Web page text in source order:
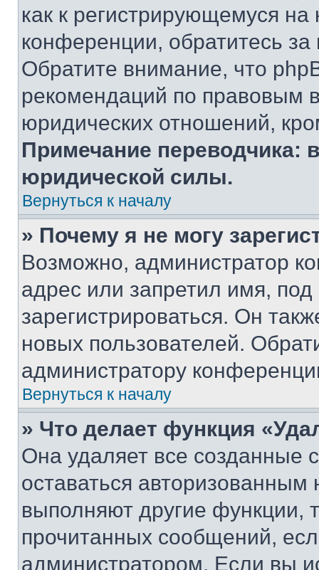
как к регистрирующемуся
конференции, обратитесь
Обратите внимание, что
рекомендаций по правовым
юридических отношений,
Примечание переводчика:
юридической силы.
Вернуться к началу
» Почему я не могу
Возможно, администратор
адрес или запретил имя,
зарегистрироваться. Он
новых пользователей.
администратору
Вернуться к началу
» Что делает функция
Она удаляет все созданные
оставаться
выполняют другие функции,
прочитанных сообщений,
администратором. Если вы